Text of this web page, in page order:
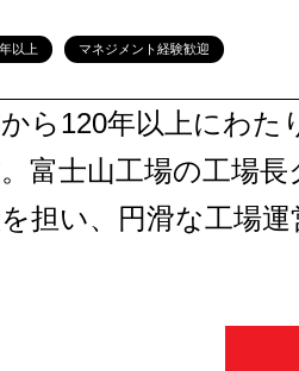
以上 マネジメント経験歓迎
ら120年以上にわた
富士山工場の工場
担い、円滑な工場